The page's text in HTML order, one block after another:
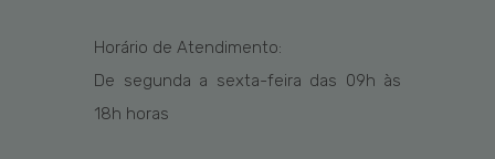
Horário de Atendimento:
De segunda a sexta-feira das 09h às
18h horas